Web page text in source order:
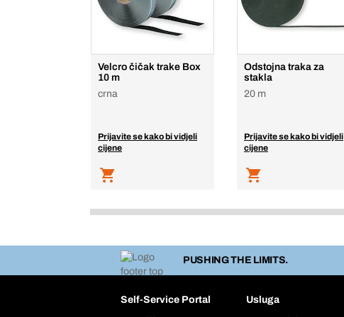
Velcro čičak trake Box
10 m
crna
Prijavite se kako bi vidjeli
cijene
Odstojna traka za
stakla
20 m
Prijavite se kako bi vidjeli
cijene
PUSHING THE LIMITS.
Self-Service Portal
Usluga